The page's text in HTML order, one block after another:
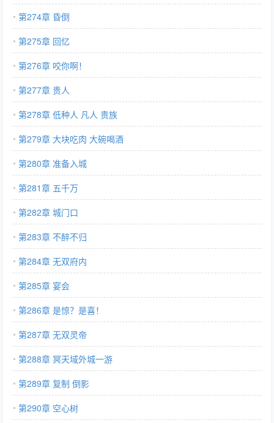
第274章 昏倒
第275章 回忆
第276章 咬你啊！
第277章 贵人
第278章 低种人 凡人 贵族
第279章 大块吃肉 大碗喝酒
第280章 准备入城
第281章 五千万
第282章 城门口
第283章 不醉不归
第284章 无双府内
第285章 宴会
第286章 是惊？是喜！
第287章 无双灵帝
第288章 冥天域外城一游
第289章 复制 倒影
第290章 空心树